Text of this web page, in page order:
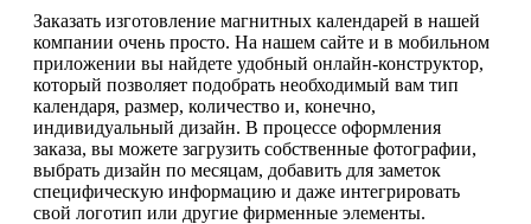
Заказать изготовление магнитных календарей в нашей
компании очень просто. На нашем сайте и в мобильном
приложении вы найдете удобный онлайн-конструктор,
который позволяет подобрать необходимый вам тип
календаря, размер, количество и, конечно,
индивидуальный дизайн. В процессе оформления
заказа, вы можете загрузить собственные фотографии,
выбрать дизайн по месяцам, добавить для заметок
специфическую информацию и даже интегрировать
свой логотип или другие фирменные элементы.